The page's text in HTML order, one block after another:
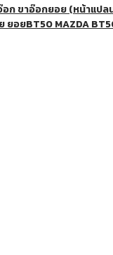
อก ขาอ๊อกยอย (หน้าแป
ยอยBT50 MAZDA